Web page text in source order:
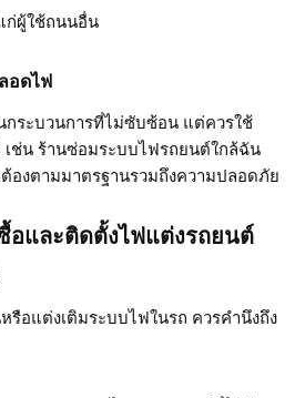
ก่ผู้ใช้ถนนอื่น
อดไฟ
กระบวนการที่ไม่ซับซ้อน แต่ควรใช้
เช่น ร้านซ่อมระบบไฟรถยนต์ใกล้ฉัน
องตามมาตรฐานรวมถึงความปลอดภัย
อและติดตั้งไฟแต่งรถยนต์
อแต่งเติมระบบไฟในรถ ควรคำนึงถึง